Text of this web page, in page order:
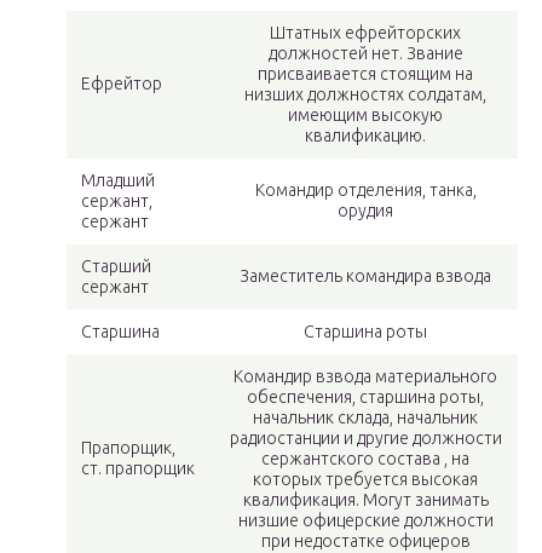
Ефрейтор
Штатных ефрейторских
должностей нет. Звание
присваивается стоящим на
низших должностях солдатам,
имеющим высокую
квалификацию.
Младший
сержант,
сержант
Командир отделения, танка,
орудия
Старший
сержант
Заместитель командира взвода
Старшина Старшина роты
Прапорщик,
ст. прапорщик
Командир взвода материального
обеспечения, старшина роты,
начальник склада, начальник
радиостанции и другие должности
сержантского состава , на
которых требуется высокая
квалификация. Могут занимать
низшие офицерские должности
при недостатке офицеров